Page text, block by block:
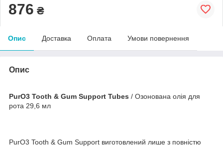
876 ₴
Опис Доставка Оплата Умови повернення
Опис
PurO3 Tooth & Gum Support Tubes / Озонована олія для
рота 29,6 мл
PurO3 Tooth & Gum Support виготовлений лише з повністю